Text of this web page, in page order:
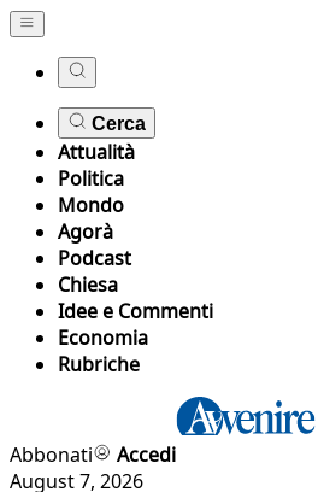
Cerca
Attualità
Politica
Mondo
Agorà
Podcast
Chiesa
Idee e Commenti
Economia
Rubriche
Abbonati
Accedi
August 7, 2026